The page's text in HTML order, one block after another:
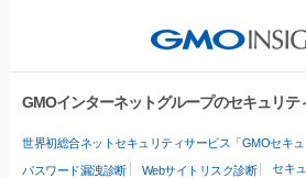
GMOインターネットグループのセキュリテ
世界初総合ネットセキュリティサービス「GMOセキュ
パスワード漏洩診断 Webサイトリスク診断 セキ